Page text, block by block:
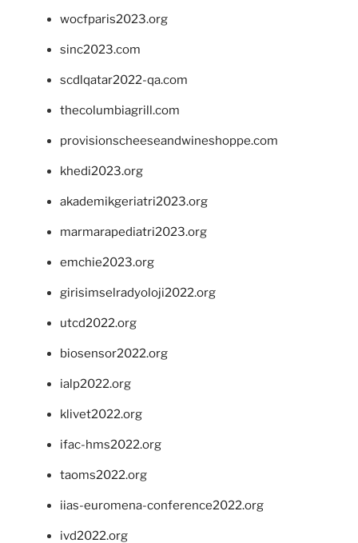
wocfparis2023.org
sinc2023.com
scdlqatar2022-qa.com
thecolumbiagrill.com
provisionscheeseandwineshoppe.com
khedi2023.org
akademikgeriatri2023.org
marmarapediatri2023.org
emchie2023.org
girisimselradyoloji2022.org
utcd2022.org
biosensor2022.org
ialp2022.org
klivet2022.org
ifac-hms2022.org
taoms2022.org
iias-euromena-conference2022.org
ivd2022.org